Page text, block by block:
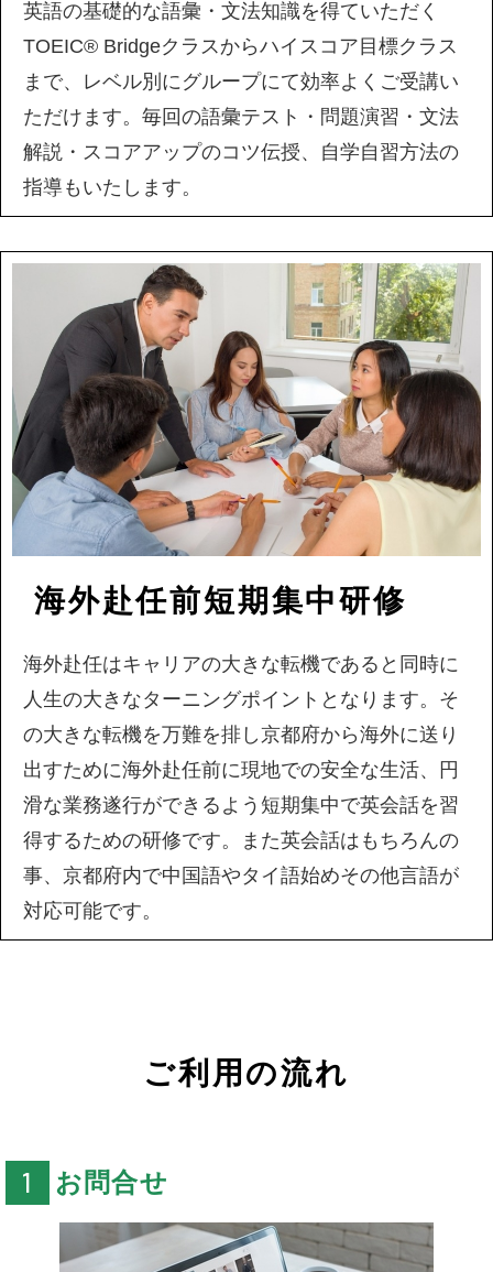
英語の基礎的な語彙・文法知識を得ていただく
TOEIC® Bridgeクラスからハイスコア目標クラス
まで、レベル別にグループにて効率よくご受講い
ただけます。毎回の語彙テスト・問題演習・文法
解説・スコアアップのコツ伝授、自学自習方法の
指導もいたします。
海外赴任前短期集中研修
海外赴任はキャリアの大きな転機であると同時に
人生の大きなターニングポイントとなります。そ
の大きな転機を万難を排し京都府から海外に送り
出すために海外赴任前に現地での安全な生活、円
滑な業務遂行ができるよう短期集中で英会話を習
得するための研修です。また英会話はもちろんの
事、京都府内で中国語やタイ語始めその他言語が
対応可能です。
ご利用の流れ
お問合せ